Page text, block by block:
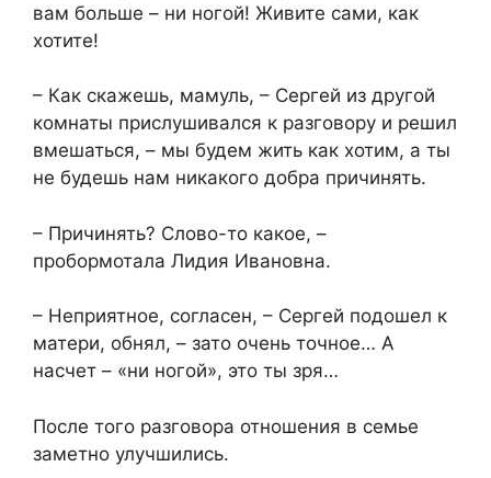
вам больше – ни ногой! Живите сами, как
хотите!
– Как скажешь, мамуль, – Сергей из другой
комнаты прислушивался к разговору и решил
вмешаться, – мы будем жить как хотим, а ты
не будешь нам никакого добра причинять.
– Причинять? Слово-то какое, –
пробормотала Лидия Ивановна.
– Неприятное, согласен, – Сергей подошел к
матери, обнял, – зато очень точное… А
насчет – «ни ногой», это ты зря…
После того разговора отношения в семье
заметно улучшились.